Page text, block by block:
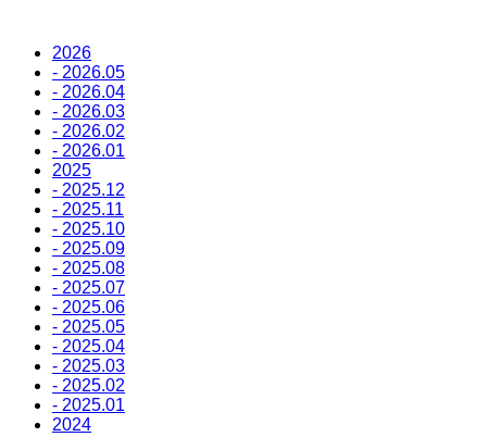
2026
- 2026.05
- 2026.04
- 2026.03
- 2026.02
- 2026.01
2025
- 2025.12
- 2025.11
- 2025.10
- 2025.09
- 2025.08
- 2025.07
- 2025.06
- 2025.05
- 2025.04
- 2025.03
- 2025.02
- 2025.01
2024